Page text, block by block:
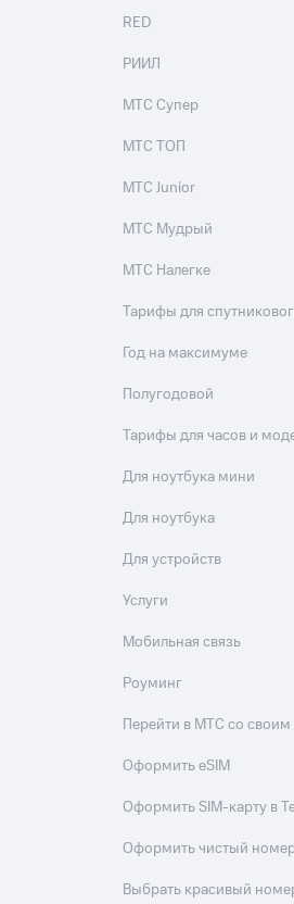
RED
РИИЛ
МТС Супер
МТС ТОП
МТС Junior
МТС Мудрый
МТС Налегке
Тарифы для
Год на максимуме
Полугодовой
Тарифы для часов и
Для ноутбука мини
Для ноутбука
Для устройств
Услуги
Мобильная связь
Роуминг
Перейти в МТС со
Оформить eSIM
Оформить SIM-карту в
Оформить чистый
Выбрать красивый